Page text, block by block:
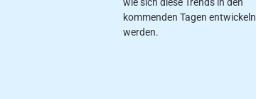
kommenden Tagen entwickeln
werden.